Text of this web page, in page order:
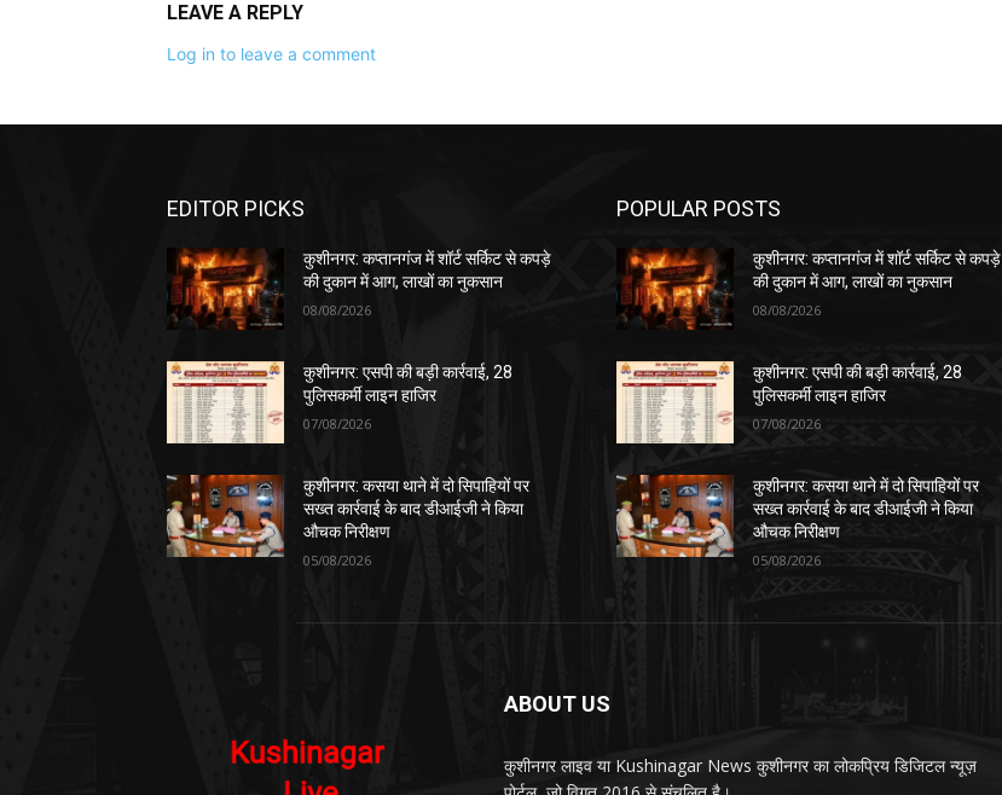
LEAVE A REPLY
Log in to leave a comment
EDITOR PICKS
कुशीनगर: कप्तानगंज में शॉर्ट सर्किट से कपड़े
की दुकान में आग, लाखों का नुकसान
08/08/2026
कुशीनगर: एसपी की बड़ी कार्रवाई, 28
पुलिसकर्मी लाइन हाजिर
07/08/2026
कुशीनगर: कसया थाने में दो सिपाहियों पर
सख्त कार्रवाई के बाद डीआईजी ने किया
औचक निरीक्षण
05/08/2026
POPULAR POSTS
कुशीनगर: कप्तानगंज में शॉर्ट सर्किट से कपड़े
की दुकान में आग, लाखों का नुकसान
08/08/2026
कुशीनगर: एसपी की बड़ी कार्रवाई, 28
पुलिसकर्मी लाइन हाजिर
07/08/2026
कुशीनगर: कसया थाने में दो सिपाहियों पर
सख्त कार्रवाई के बाद डीआईजी ने किया
औचक निरीक्षण
05/08/2026
ABOUT US
कुशीनगर लाइव या Kushinagar News कुशीनगर का लोकप्रिय डिजिटल न्यूज़